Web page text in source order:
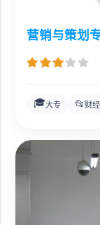
营销与策划
🎓大专 📂 财